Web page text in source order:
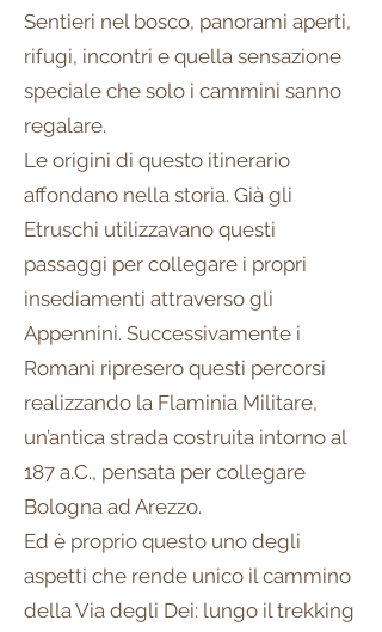
Sentieri nel bosco, panorami aperti,
rifugi, incontri e quella sensazione
speciale che solo i cammini sanno
regalare.
Le origini di questo itinerario
affondano nella storia. Già gli
Etruschi utilizzavano questi
passaggi per collegare i propri
insediamenti attraverso gli
Appennini. Successivamente i
Romani ripresero questi percorsi
realizzando la Flaminia Militare,
un’antica strada costruita intorno al
187 a.C., pensata per collegare
Bologna ad Arezzo.
Ed è proprio questo uno degli
aspetti che rende unico il cammino
della Via degli Dei: lungo il trekking